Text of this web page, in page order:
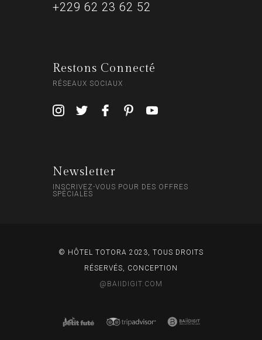
+229 62 23 62 52
Restons Connecté
RÉSEAUX SOCIAUX
Newsletter
INSCRIVEZ-VOUS POUR DES OFFRES
SPÉCIALES
© HÔTEL TOTORA 2023, TOUS DROITS
RÉSERVÉS, CONCEPTION
@BAIIDIGIT.COM